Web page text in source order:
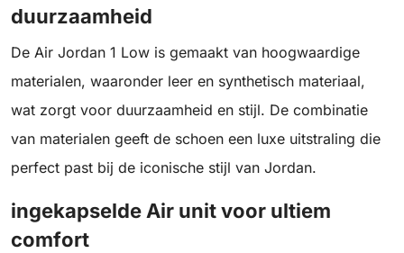
duurzaamheid
De Air Jordan 1 Low is gemaakt van hoogwaardige
materialen, waaronder leer en synthetisch materiaal,
wat zorgt voor duurzaamheid en stijl. De combinatie
van materialen geeft de schoen een luxe uitstraling die
perfect past bij de iconische stijl van Jordan.
ingekapselde Air unit voor ultiem
comfort